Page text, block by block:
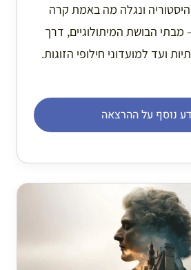
ונגלה מה באמת קרה
הבושת המיתולוגיים, דרך
ועד למועדוני חילופי הזוגות.
נוסף על ההרצאה